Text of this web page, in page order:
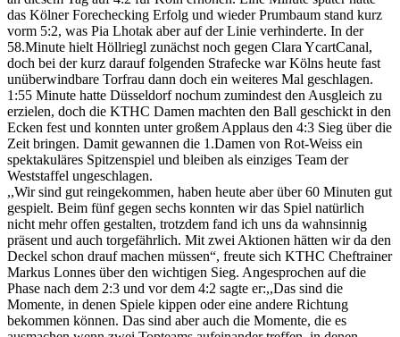
das Kölner Forechecking Erfolg und wieder Prumbaum stand kurz
vorm 5:2, was Pia Lhotak aber auf der Linie verhinderte. In der
58.Minute hielt Höllriegl zunächst noch gegen Clara YcartCanal,
doch bei der kurz darauf folgenden Strafecke warKölns heute fast
unüberwindbare Torfrau dann doch ein weiteres Mal geschlagen.
1:55 Minute hatte Düsseldorf nochum zumindest den Ausgleich zu
erzielen, doch die KTHC Damen machten den Ball geschickt in den
Ecken fest und konnten unter großem Applaus den 4:3 Sieg über die
Zeit bringen. Damit gewannen die 1.Damen von Rot-Weiss ein
spektakuläres Spitzenspiel und bleiben als einziges Team der
Weststaffel ungeschlagen.
,,Wir sind gut reingekommen, haben heute aber über 60 Minuten gut
gespielt. Beim fünf gegen sechs konnten wir das Spiel natürlich
nicht mehr offen gestalten, trotzdem fand ich uns da wahnsinnig
präsent und auch torgefährlich. Mit zwei Aktionen hätten wir da den
Deckel schon drauf machen müssen“, freute sich KTHC Cheftrainer
Markus Lonnes über den wichtigen Sieg. Angesprochen auf die
Phase nach dem 2:3 und vor dem 4:2 sagte er:,,Das sind die
Momente, in denen Spiele kippen oder eine andere Richtung
bekommen können. Das sind aber auch die Momente, die es